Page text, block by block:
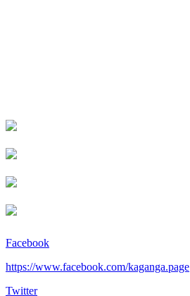
Facebook
https://www.facebook.com/kaganga.page
Twitter